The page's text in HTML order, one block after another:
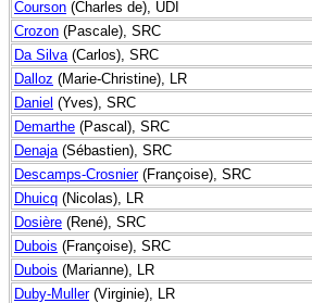
Courson (Charles de), UDI
Crozon (Pascale), SRC
Da Silva(Carlos), SRC
Dalloz (Marie-Christine), LR
Daniel (Yves), SRC
Demarthe (Pascal), SRC
Denaja(Sébastien), SRC
Descamps-Crosnier(Françoise), SRC
Dhuicq (Nicolas), LR
Dosière (René), SRC
Dubois (Françoise), SRC
Dubois (Marianne), LR
Duby-Muller(Virginie), LR